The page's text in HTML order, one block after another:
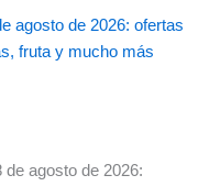
agosto de 2026: ofertas
fruta y mucho más
de agosto de 2026: